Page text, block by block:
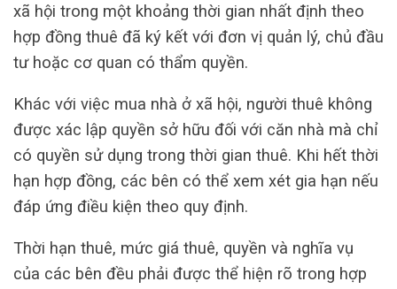
xã hội trong một khoảng thời gian nhất định theo
hợp đồng thuê đã ký kết với đơn vị quản lý, chủ đầu
tư hoặc cơ quan có thẩm quyền.
Khác với việc mua nhà ở xã hội, người thuê không
được xác lập quyền sở hữu đối với căn nhà mà chỉ
có quyền sử dụng trong thời gian thuê. Khi hết thời
hạn hợp đồng, các bên có thể xem xét gia hạn nếu
đáp ứng điều kiện theo quy định.
Thời hạn thuê, mức giá thuê, quyền và nghĩa vụ
của các bên đều phải được thể hiện rõ trong hợp